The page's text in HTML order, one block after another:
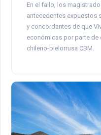
En el fallo, los
antecedentes expuestos
y concordantes de que
económicas por parte
chileno-bielorrusa CBM.